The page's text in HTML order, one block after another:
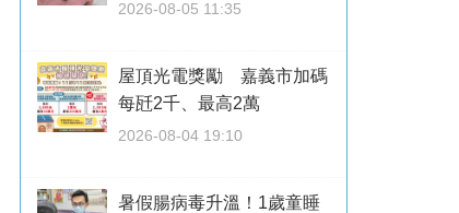
2026-08-05 11:35
屋頂光電獎勵 嘉義市加碼
每瓩2千、最高2萬
2026-08-04 19:10
暑假腸病毒升溫！1歲童睡